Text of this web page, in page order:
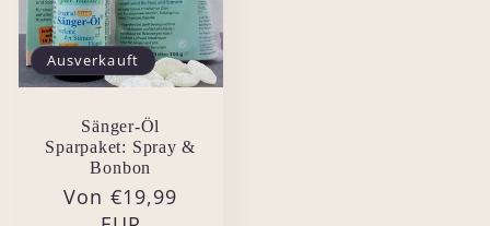
Ausverkauft
Sänger-Öl
Sparpaket: Spray &
Bonbon
Normaler
Von €19,99